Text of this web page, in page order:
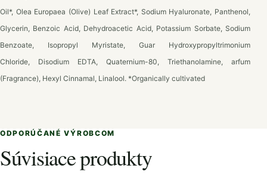
Oil*, Olea Europaea (Olive) Leaf Extract*, Sodium Hyaluronate, Panthenol,
Glycerin, Benzoic Acid, Dehydroacetic Acid, Potassium Sorbate, Sodium
Benzoate, Isopropyl Myristate, Guar Hydroxypropyltrimonium
Chloride, Disodium EDTA, Quaternium-80, Triethanolamine, arfum
(Fragrance), Hexyl Cinnamal, Linalool. *Οrganically cultivated
ODPORÚČANÉ VÝROBCOM
Súvisiace produkty